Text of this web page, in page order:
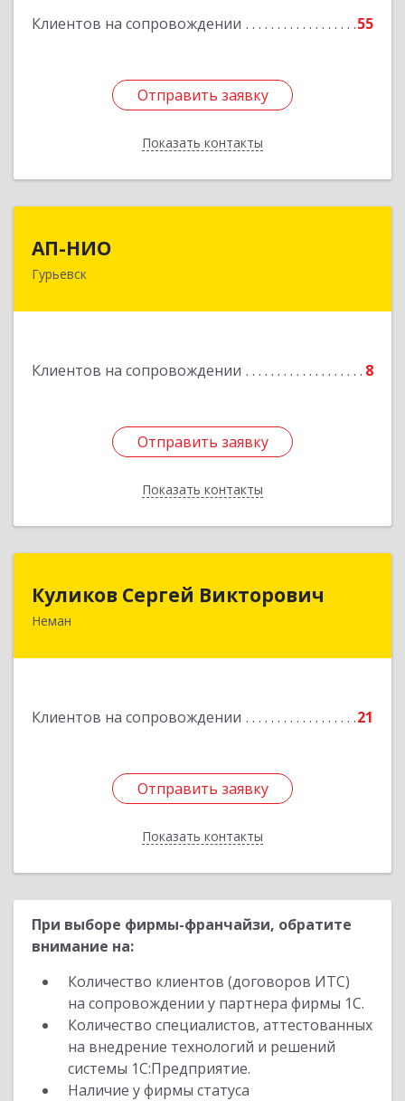
Клиентов на сопровождении 55
Отправить заявку
Показать контакты
Подробнее
Отправить заявку
Назад
АП-НИО
Гурьевск
Клиентов на сопровождении 8
Отправить заявку
Показать контакты
238300 Калининградская обл, Гурьевск г,
Отправить заявку
Назад
Куликов Сергей Викторович
Неман
Клиентов на сопровождении 21
Отправить заявку
Показать контакты
Куликов Сергей Викторович
Отправить заявку
Назад
При выборе фирмы-франчайзи, обратите
внимание на:
Количество клиентов (договоров ИТС)
на сопровождении у партнера фирмы 1С.
Количество специалистов, аттестованных
на внедрение технологий и решений
системы 1С:Предприятие.
Наличие у фирмы статуса